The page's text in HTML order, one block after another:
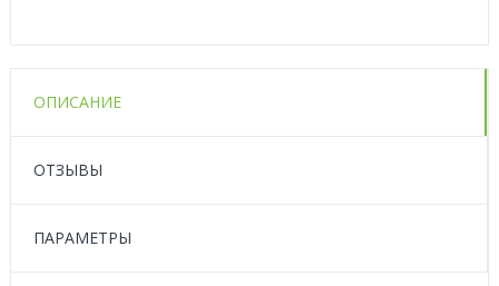
ОПИСАНИЕ
ОТЗЫВЫ
ПАРАМЕТРЫ